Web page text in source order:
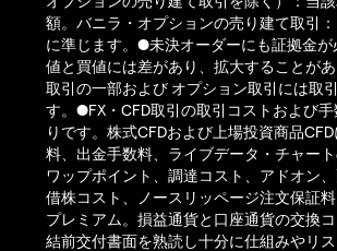
額。バニラ・オプションの売り建て取引
に準じます。●未決オーダーにも証拠金
値と買値には差があり、拡大することが
取引の一部および オプション取引には取
す。●FX・CFD取引の取引コストおよび
りです。株式CFDおよび上場投資商品
料、出金手数料、ライブデータ・チャー
ワップポイント、調達コスト、アドオン、
借株コスト、ノースリッページ注文保証
プレミアム。損益通貨と口座通貨の交換
結前交付書面を熟読し十分に仕組みやリ